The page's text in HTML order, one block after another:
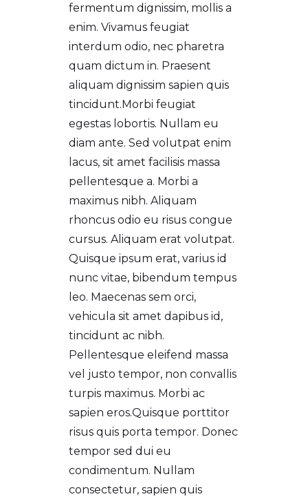
fermentum dignissim, mollis a
enim. Vivamus feugiat
interdum odio, nec pharetra
quam dictum in. Praesent
aliquam dignissim sapien quis
tincidunt.Morbi feugiat
egestas lobortis. Nullam eu
diam ante. Sed volutpat enim
lacus, sit amet facilisis massa
pellentesque a. Morbi a
maximus nibh. Aliquam
rhoncus odio eu risus congue
cursus. Aliquam erat volutpat.
Quisque ipsum erat, varius id
nunc vitae, bibendum tempus
leo. Maecenas sem orci,
vehicula sit amet dapibus id,
tincidunt ac nibh.
Pellentesque eleifend massa
vel justo tempor, non convallis
turpis maximus. Morbi ac
sapien eros.Quisque porttitor
risus quis porta tempor. Donec
tempor sed dui eu
condimentum. Nullam
consectetur, sapien quis